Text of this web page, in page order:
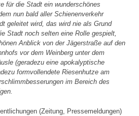
für die Stadt ein wunderschönes
nun bald aller Schienenverkehr
geleitet wird, das wird nie als Grund
Stadt noch selten eine Rolle gespielt,
Anblick von der Jägerstraße auf den
vor dem Weinberg unter dem
(geradezu eine apokalyptische
formvollendete Riesenhutze am
im Bereich des
(Zeitung, Pressemeldungen)